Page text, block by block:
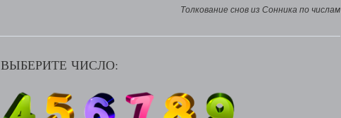
Толкование снов из Сонника по числам
ВЫБЕРИТЕ ЧИСЛО: